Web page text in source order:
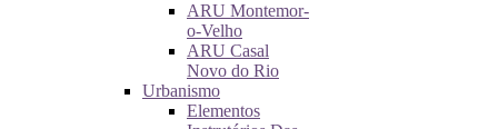
ARU Montemor-
o-Velho
ARU Casal
Novo do Rio
Urbanismo
Elementos